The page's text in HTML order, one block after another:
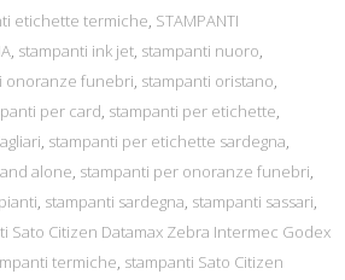
etichette termiche, STAMPANTI
, stampanti ink jet, stampanti nuoro,
onoranze funebri, stampanti oristano,
per card, stampanti per etichette,
, stampanti per etichette sardegna,
alone, stampanti per onoranze funebri,
, stampanti sardegna, stampanti sassari,
Sato Citizen Datamax Zebra Intermec Godex
termiche, stampanti Sato Citizen